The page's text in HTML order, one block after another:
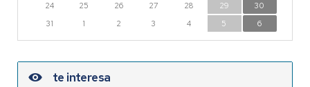
24
25 26 27 28 29
30
31
1 2 3 4 5 6
te interesa